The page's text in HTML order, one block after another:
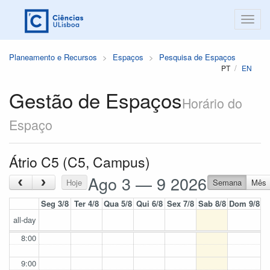
Planeamento e Recursos Espaços Pesquisa de Espaços
PT EN
Gestão de EspaçosHorário do
Espaço
Átrio C5 (C5, Campus)
‹ › Hoje Ago 3 — 9 2026 Semana
Mês
Seg 3/8 Ter 4/8 Qua 5/8 Qui 6/8 Sex 7/8 Sab 8/8 Dom 9/8
all-day
8:00
9:00